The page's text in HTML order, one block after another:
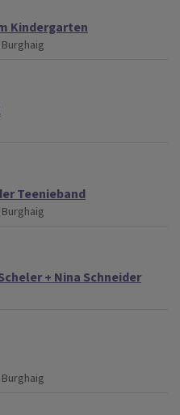
Kindergarten
Teenieband
+ Nina Schneider